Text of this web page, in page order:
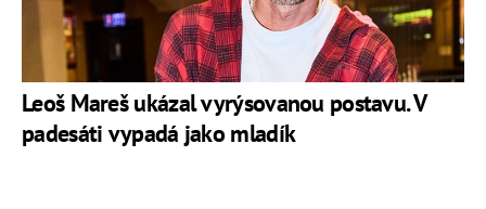
Leoš Mareš ukázal vyrýsovanou postavu. V
padesáti vypadá jako mladík